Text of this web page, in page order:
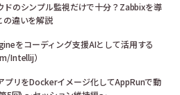
ドのシンプル監視だけで十分？Zabbixを導
の違いを解説
をコーディング支援AIとして活用する
Intellij）
プリをDockerイメージ化してAppRunで動